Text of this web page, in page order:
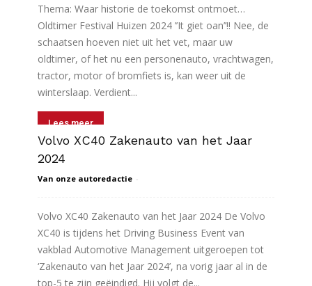
Thema: Waar historie de toekomst ontmoet…
Oldtimer Festival Huizen 2024 ’’It giet oan’’!! Nee, de
schaatsen hoeven niet uit het vet, maar uw
oldtimer, of het nu een personenauto, vrachtwagen,
tractor, motor of bromfiets is, kan weer uit de
winterslaap. Verdient...
Lees meer
Volvo XC40 Zakenauto van het Jaar
2024
Van onze autoredactie -
Volvo XC40 Zakenauto van het Jaar 2024 De Volvo
XC40 is tijdens het Driving Business Event van
vakblad Automotive Management uitgeroepen tot
‘Zakenauto van het Jaar 2024’, na vorig jaar al in de
top-5 te zijn geëindigd. Hij volgt de...